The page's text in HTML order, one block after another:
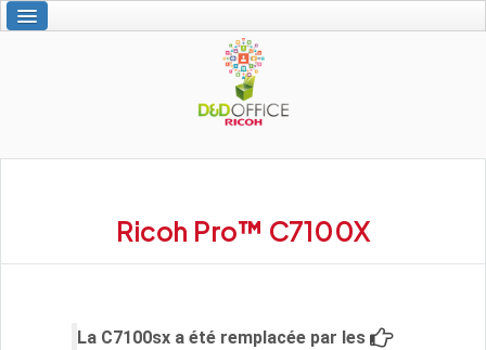
Vos solutions Ricoh
Contact
Ricoh Pro™ C7100X
La C7100sx a été remplacée par les